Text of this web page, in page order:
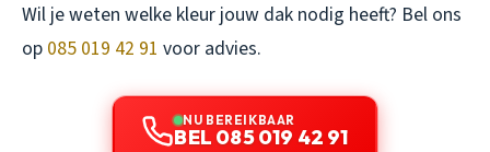
Wil je weten welke kleur jouw dak nodig heeft? Bel ons
op 085 019 42 91 voor advies.
NU BEREIKBAAR
BEL 085 019 42 91